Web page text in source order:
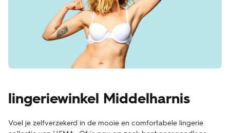
lingeriewinkel Middelharnis
Voel je zelfverzekerd in de mooie en comfortabele lingerie